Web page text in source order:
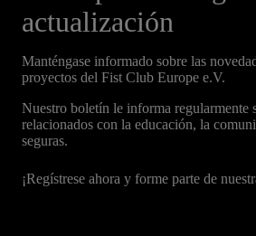
actualización
Manténgase informado sobre las
proyectos del Fist Club Europe e.V.
Nuestro boletín le informa regularmente
relacionados con la educación, la
seguras.
¡Regístrese ahora y forme parte de